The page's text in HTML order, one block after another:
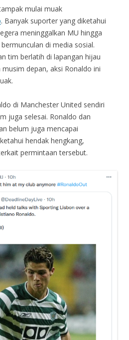
mulai muak
. Banyak suporter yang diketahui
meninggalkan MU hingga
di media sosial.
tim berlatih di lapangan hijau
depan, aksi Ronaldo ini
di Manchester United sendiri
juga selesai. Ronaldo dan
belum juga mencapai
hendak hengkang,
permintaan tersebut.